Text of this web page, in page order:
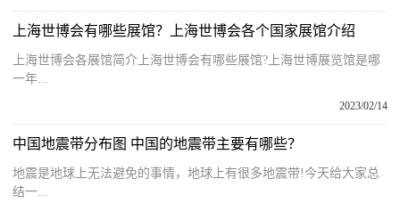
上海世博会有哪些展馆？上海世博会各个国家展馆介绍
上海世博会各展馆简介上海世博会有哪些展馆?上海世博展览馆是哪
一年...
2023/02/14
中国地震带分布图 中国的地震带主要有哪些？
地震是地球上无法避免的事情，地球上有很多地震带!今天给大家总
结一...